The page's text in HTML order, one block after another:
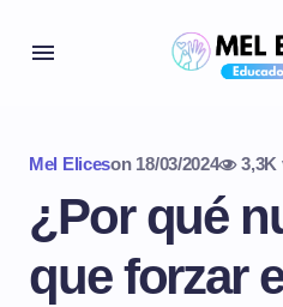
Mel Eliceson 18/03/2024 3,3K
¿Por qué
que forzar